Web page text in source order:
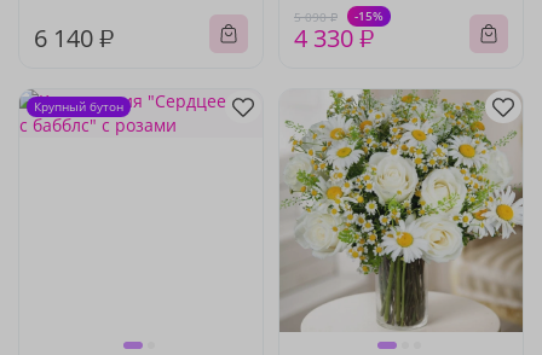
6 140 ₽
5 090 ₽ -15%
4 330 ₽
Крупный бутон